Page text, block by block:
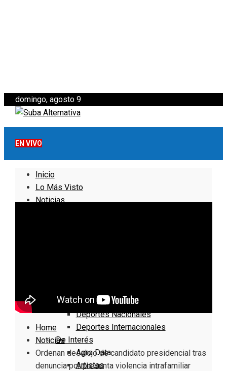
domingo, agosto 9
EN VIVO
Inicio
Lo Más Visto
Noticias
Deportes Locales
Deportes Nacionales
Deportes Internacionales
De Interés
Agro Data
Artistas
Home
Noticias
Ordenan desalojo de candidato presidencial tras
denuncia por presunta violencia intrafamiliar